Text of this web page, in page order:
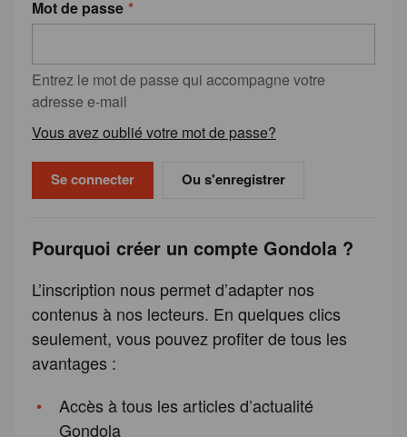
Mot de passe
Entrez le mot de passe qui accompagne votre
adresse e-mail
Vous avez oublié votre mot de passe?
Ou s'enregistrer
Pourquoi créer un compte Gondola ?
L’inscription nous permet d’adapter nos
contenus à nos lecteurs. En quelques clics
seulement, vous pouvez profiter de tous les
avantages :
Accès à tous les articles d’actualité
Gondola